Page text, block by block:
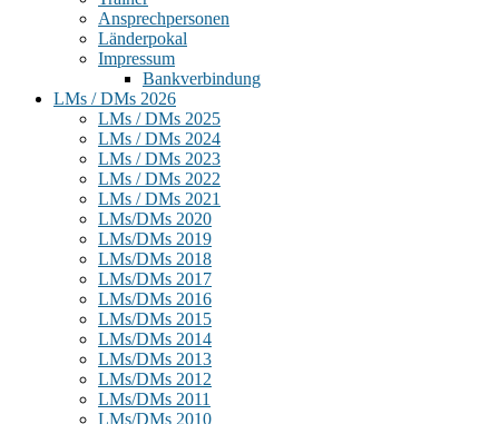
Ansprechpersonen
Länderpokal
Impressum
Bankverbindung
LMs / DMs 2026
LMs / DMs 2025
LMs / DMs 2024
LMs / DMs 2023
LMs / DMs 2022
LMs / DMs 2021
LMs/DMs 2020
LMs/DMs 2019
LMs/DMs 2018
LMs/DMs 2017
LMs/DMs 2016
LMs/DMs 2015
LMs/DMs 2014
LMs/DMs 2013
LMs/DMs 2012
LMs/DMs 2011
LMs/DMs 2010